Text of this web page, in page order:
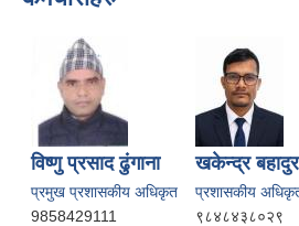
विष्णु प्रसाद ढुंगाना
प्रमुख प्रशासकीय अधिकृत
9858429111
खकेन्द्र बहादुर
प्रशासकीय
९८४८४३८०२९